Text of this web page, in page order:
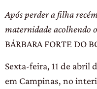
Após perder a filha
maternidade acolhendo
BÁRBARA FORTE DO
Sexta-feira, 11 de abril
em Campinas, no